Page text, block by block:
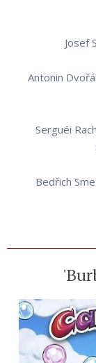
Josef
Antonin
Serguéi
Bedřich